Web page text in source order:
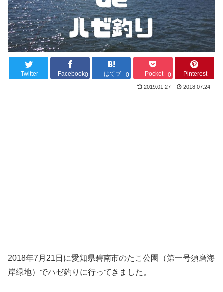
Twitter Facebook0 はてブ 0 Pocket 0 Pinterest
2019.01.27 2018.07.24
2018年7月21日に愛知県碧南市のたこ公園（第一号須磨海
岸緑地）でハゼ釣りに行ってきました。